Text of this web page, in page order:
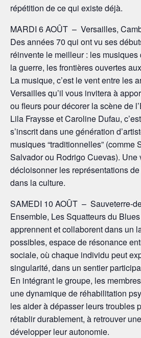
répétition de ce qui existe déjà.
MARDI 6 AOÛT – Versailles,
Des années 70 qui ont vu ses
réinvente le meilleur : les musiques
la guerre, les frontières ouvertes
La musique, c’est le vent entre les
Versailles qu’il vous invitera à
ou fleurs pour décorer la scène de
Lila Fraysse et Caroline Dufau,
s’inscrit dans une génération
musiques “traditionnelles” (comme
Salvador ou Rodrigo Cuevas). Une
décloisonner les représentations
dans la culture.
SAMEDI 10 AOÛT – Sauveterre-
Ensemble, Les Squatteurs du
apprennent et collaborent dans un
possibles, espace de résonance
sociale, où chaque individu peut
singularité, dans un sentier
En intégrant le groupe, les
une dynamique de réhabilitation
les aider à dépasser leurs troubles
rétablir durablement, à retrouver
développer leur autonomie.